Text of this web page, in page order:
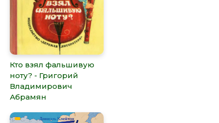
Кто взял фальшивую
ноту? - Григорий
Владимирович
Абрамян